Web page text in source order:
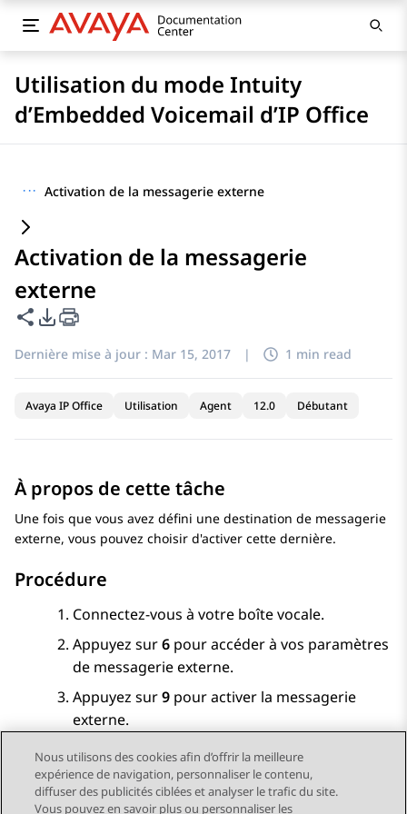
Utilisation du mode Intuity
d’Embedded Voicemail d’IP Office
··· Activation de la messagerie externe
Activation de la messagerie
externe
Partager cette page
Options d'exportation PDF
Dernière mise à jour : Mar 15, 2017 | 1 min read
Avaya IP Office Utilisation Agent 12.0 Débutant
À propos de cette tâche
Une fois que vous avez défini une destination de messagerie
externe, vous pouvez choisir d'activer cette dernière.
Procédure
Connectez-vous à votre boîte vocale.
Appuyez sur6 pour accéder à vos paramètres
de messagerie externe.
Appuyez sur9 pour activer la messagerie
externe.
Nous utilisons des cookies afin d’offrir la meilleure
expérience de navigation, personnaliser le contenu,
diffuser des publicités ciblées et analyser le trafic du site.
Vous pouvez en savoir plus ou personnaliser les